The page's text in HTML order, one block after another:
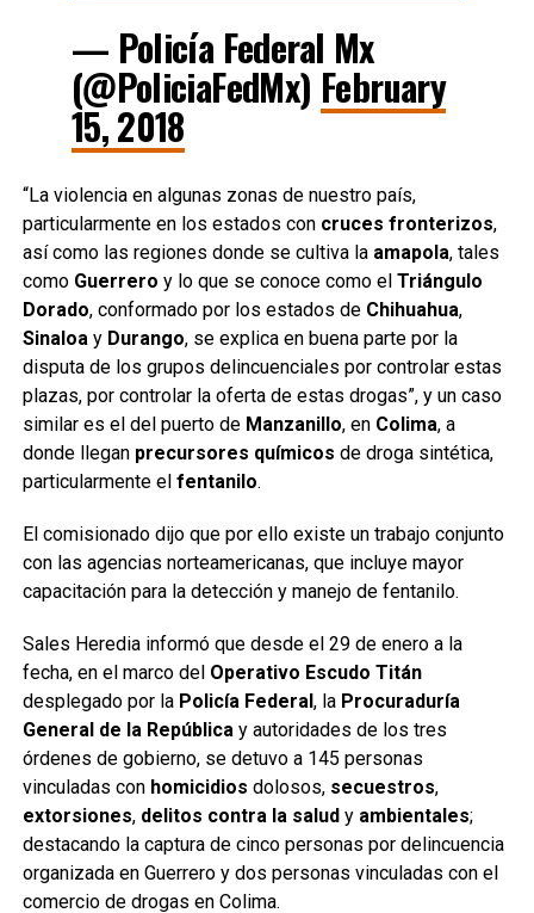
— Policía Federal Mx
(@PoliciaFedMx) February
15, 2018
“La violencia en algunas zonas de nuestro país,
particularmente en los estados con cruces fronterizos,
así como las regiones donde se cultiva la amapola, tales
como Guerrero y lo que se conoce como el Triángulo
Dorado, conformado por los estados de Chihuahua,
Sinaloa y Durango, se explica en buena parte por la
disputa de los grupos delincuenciales por controlar estas
plazas, por controlar la oferta de estas drogas”, y un caso
similar es el del puerto de Manzanillo, en Colima, a
donde llegan precursores químicos de droga sintética,
particularmente el fentanilo.
El comisionado dijo que por ello existe un trabajo conjunto
con las agencias norteamericanas, que incluye mayor
capacitación para la detección y manejo de fentanilo.
Sales Heredia informó que desde el 29 de enero a la
fecha, en el marco del Operativo Escudo Titán
desplegado por la Policía Federal, la Procuraduría
General de la República y autoridades de los tres
órdenes de gobierno, se detuvo a 145 personas
vinculadas con homicidios dolosos, secuestros,
extorsiones, delitos contra la salud y ambientales;
destacando la captura de cinco personas por delincuencia
organizada en Guerrero y dos personas vinculadas con el
comercio de drogas en Colima.